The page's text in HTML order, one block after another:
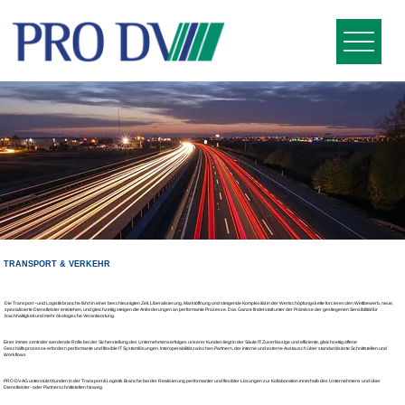
TRANSPORT & VERKEHR
Die Transport –und Logistikbranche fährt in einer beschleunigten Zeit. Liberalisierung, Marktöffnung und steigende Komplexität in der Wertschöpfungskette forcieren den Wettbewerb, neue,
spezialisierte Dienstleister entstehen, und gleichzeitig steigen die Anforderungen an performante Prozesse. Das Ganze findet statt unter der Prämisse der gestiegenen Sensibilität für
Nachhaltigkeit und mehr ökologische Verantwortung.
Einer immer zentraler werdende Rolle bei der Sicherstellung des Unternehmenserfolges unserer Kunden liegt in der Säule IT: Zuverlässige und effiziente, gleichzeitig offene
Geschäftsprozesse erfordern performante und flexible IT Systemlösungen. Interoperabilität zwischen Partnern, der interne und externe Austausch über standardisierte Schnittstellen und
Workflows
PRO DV AG unterstützt Kunden in der Transport & Logistik Branche bei der Realisierung performanter und flexibler Lösungen zur Kollaboration innerhalb des Unternehmens und über
Dienstleister- oder Partnerschnittstellen hinweg.